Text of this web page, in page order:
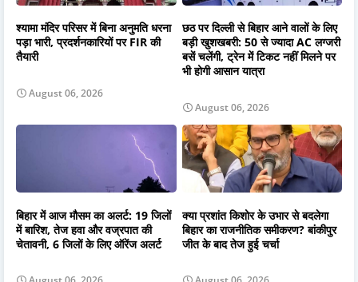
श्यामा मंदिर परिसर में बिना अनुमति धरना
पड़ा भारी, प्रदर्शनकारियों पर FIR की
तैयारी
August 06, 2026
छठ पर दिल्ली से बिहार आने वालों के लिए
बड़ी खुशखबरी: 50 से ज्यादा AC लग्जरी
बसें चलेंगी, ट्रेन में टिकट नहीं मिलने पर
भी होगी आसान यात्रा
August 06, 2026
बिहार में आज मौसम का अलर्ट: 19 जिलों
में बारिश, तेज हवा और वज्रपात की
चेतावनी, 6 जिलों के लिए ऑरेंज अलर्ट
क्या प्रशांत किशोर के उभार से बदलेगा
बिहार का राजनीतिक समीकरण? बांकीपुर
जीत के बाद तेज हुई चर्चा